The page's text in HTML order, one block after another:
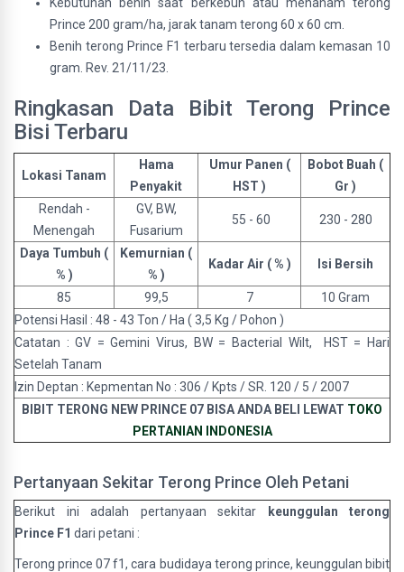
Prince 200 gram/ha, jarak tanam terong 60 x 60 cm.
Benih terong Prince F1 terbaru tersedia dalam kemasan 10
gram. Rev. 21/11/23.
Ringkasan Data Bibit Terong Prince
Bisi Terbaru
Lokasi Tanam
Hama
Penyakit
Umur Panen (
HST )
Bobot Buah (
Gr )
Rendah -
Menengah
GV, BW,
Fusarium
55 - 60 230 - 280
Daya Tumbuh (
% )
Kemurnian (
% )
Kadar Air ( % ) Isi Bersih
85 99,5 7
10 Gram
Potensi Hasil : 48 - 43 Ton / Ha ( 3,5 Kg / Pohon )
Catatan : GV = Gemini Virus, BW = Bacterial Wilt, HST = Hari
Setelah Tanam
Izin Deptan : Kepmentan No : 306 / Kpts / SR. 120 / 5 / 2007
BIBIT TERONG NEW PRINCE 07 BISA ANDA BELI LEWAT TOKO
PERTANIAN INDONESIA
Pertanyaan Sekitar Terong Prince Oleh Petani
Berikut ini adalah pertanyaan sekitar
keunggulan terong
Prince F1 dari petani :
Terong prince 07 f1, cara budidaya terong prince, keunggulan bibit